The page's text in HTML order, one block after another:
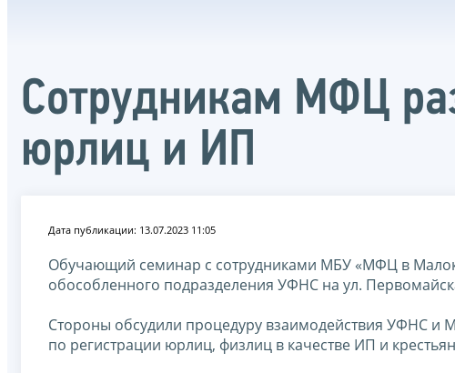
Сотрудникам МФЦ
юрлиц и ИП
Дата публикации: 13.07.2023 11:05
Обучающий семинар с сотрудниками МБУ «МФЦ в
обособленного подразделения УФНС на ул.
Стороны обсудили процедуру взаимодействия УФНС и
по регистрации юрлиц, физлиц в качестве ИП и